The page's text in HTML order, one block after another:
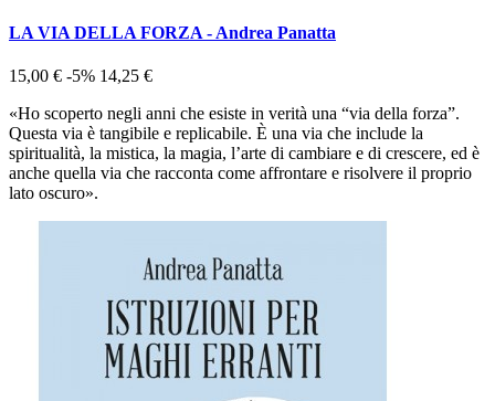
LA VIA DELLA FORZA - Andrea Panatta
15,00 € -5% 14,25 €
«Ho scoperto negli anni che esiste in verità una “via della forza”.
Questa via è tangibile e replicabile. È una via che include la
spiritualità, la mistica, la magia, l’arte di cambiare e di crescere, ed è
anche quella via che racconta come affrontare e risolvere il proprio
lato oscuro».